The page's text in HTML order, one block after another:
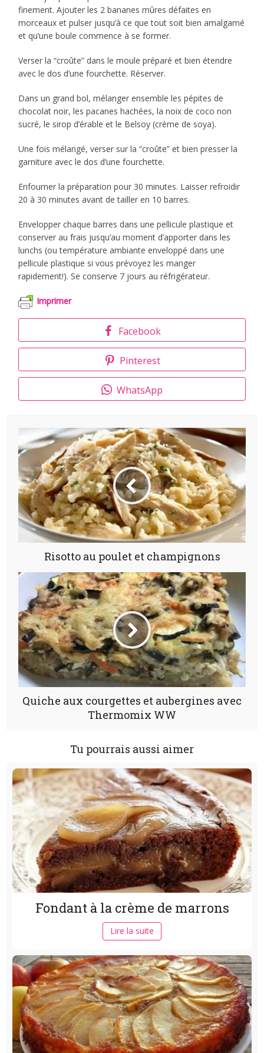
finement. Ajouter les 2 bananes mûres défaites en
morceaux et pulser jusqu’à ce que tout soit bien amalgamé
et qu’une boule commence à se former.
Verser la “croûte” dans le moule préparé et bien étendre
avec le dos d’une fourchette. Réserver.
Dans un grand bol, mélanger ensemble les pépites de
chocolat noir, les pacanes hachées, la noix de coco non
sucré, le sirop d’érable et le Belsoy (crème de soya).
Une fois mélangé, verser sur la “croûte” et bien presser la
garniture avec le dos d’une fourchette.
Enfourner la préparation pour 30 minutes. Laisser refroidir
20 à 30 minutes avant de tailler en 10 barres.
Envelopper chaque barres dans une pellicule plastique et
conserver au frais jusqu’au moment d’apporter dans les
lunchs (ou température ambiante enveloppé dans une
pellicule plastique si vous prévoyez les manger
rapidement!). Se conserve 7 jours au réfrigérateur.
Imprimer
Facebook
Pinterest
WhatsApp
Risotto au poulet et champignons
Quiche aux courgettes et aubergines avec
Thermomix WW
Tu pourrais aussi aimer
Fondant à la crème de marrons
Lire la suite